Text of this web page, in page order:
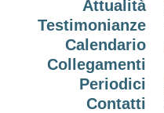
Attualità
Testimonianze
Calendario
Collegamenti
Periodici
Contatti